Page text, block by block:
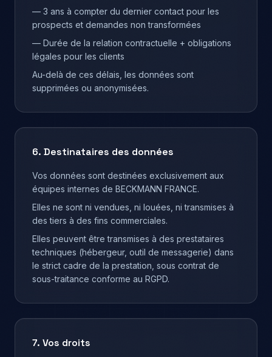
— 3 ans à compter du dernier contact pour les
prospects et demandes non transformées
— Durée de la relation contractuelle + obligations
légales pour les clients
Au-delà de ces délais, les données sont
supprimées ou anonymisées.
6. Destinataires des données
Vos données sont destinées exclusivement aux
équipes internes de BECKMANN FRANCE.
Elles ne sont ni vendues, ni louées, ni transmises à
des tiers à des fins commerciales.
Elles peuvent être transmises à des prestataires
techniques (hébergeur, outil de messagerie) dans
le strict cadre de la prestation, sous contrat de
sous-traitance conforme au RGPD.
7. Vos droits